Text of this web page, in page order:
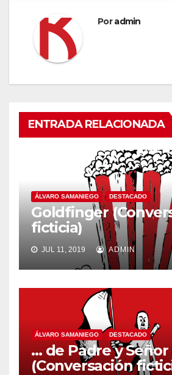
Poradmin
ENTRADA RELACIONADA
ÁLVARO SAMANIEGO DESTACADO
Goldfinger
ficticia)
JUL 11, 2019 ADMIN
ÁLVARO SAMANIEGO DESTACADO
… de Padre y
(Conversación